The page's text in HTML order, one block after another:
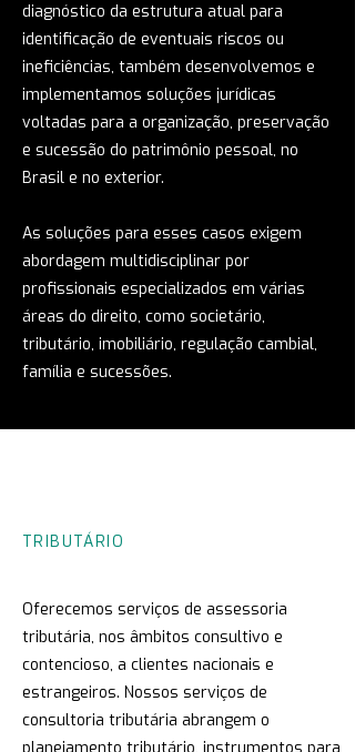
diagnóstico da estrutura atual para
identificação de eventuais riscos ou
ineficiências, também desenvolvemos e
implementamos soluções jurídicas
voltadas para a organização, preservação
e sucessão do patrimônio pessoal, no
Brasil e no exterior.
As soluções para esses casos exigem
abordagem multidisciplinar por
profissionais especializados em várias
áreas do direito, como societário,
tributário, imobiliário, regulação cambial,
família e sucessões.
TRIBUTÁRIO
Oferecemos serviços de assessoria
tributária, nos âmbitos consultivo e
contencioso, a clientes nacionais e
estrangeiros. Nossos serviços de
consultoria tributária abrangem o